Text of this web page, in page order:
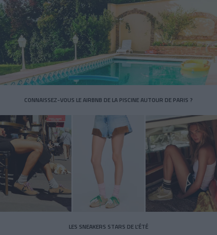
CONNAISSEZ-VOUS LE AIRBNB DE LA PISCINE AUTOUR DE PARIS ?
LES SNEAKERS STARS DE L’ÉTÉ